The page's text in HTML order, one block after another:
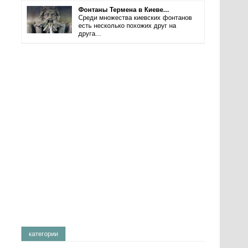
Фонтаны Термена в Киеве...
Среди множества киевских фонтанов
есть несколько похожих друг на
друга...
категории